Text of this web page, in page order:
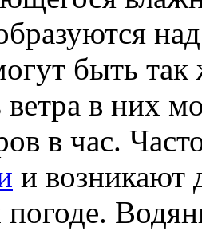
быть
ветра в них
в час.
и возникают